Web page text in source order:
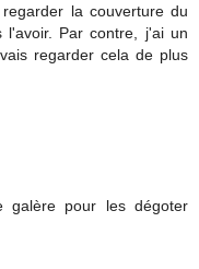
la couverture du
Par contre, j'ai un
regarder cela de plus
galère pour les dégoter